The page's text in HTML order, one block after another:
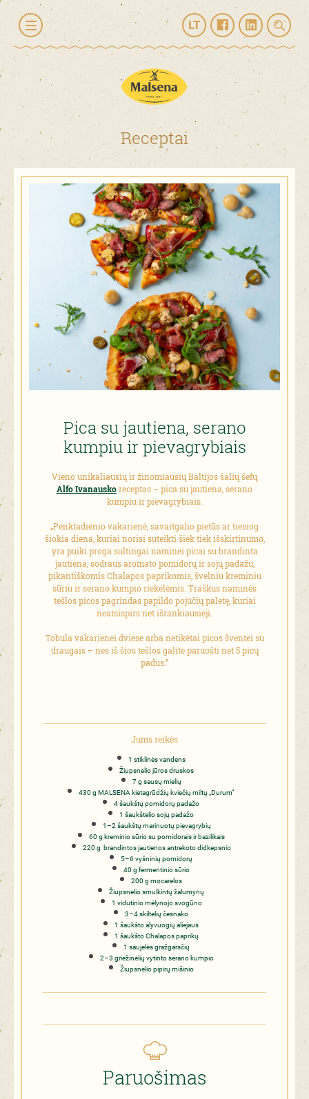
LT
Receptai
Pica su jautiena, serano
kumpiu ir pievagrybiais
Vieno unikaliausių ir žinomiausių Baltijos šalių šefų
Alfo Ivanauskoreceptas – pica su jautiena, serano
kumpiu ir pievagrybiais.
„Penktadienio vakarienė, savaitgalio pietūs ar tiesiog
šiokia diena, kuriai norisi suteikti šiek tiek išskirtinumo,
yra puiki proga sultingai naminei picai su brandinta
jautiena, sodraus aromato pomidorų ir sojų padažu,
pikantiškomis Chalapos paprikomis, švelniu kreminiu
sūriu ir serano kumpio riekelėmis. Traškus naminės
tešlos picos pagrindas papildo pojūčių paletę, kuriai
neatsispirs net išrankiausieji.
Tobula vakarienei dviese arba netikėtai picos šventei su
draugais – nes iš šios tešlos galite paruošti net 5 picų
padus.”
Jums reikės
1 stiklinės vandens
Žiupsnelio jūros druskos
7 g sausų mielių
430 g MALSENA kietagrūdžių kviečių miltų „Durum“
4 šaukštų pomidorų padažo
1 šaukštelio sojų padažo
1–2 šaukštų marinuotų pievagrybių
60 g kreminio sūrio su pomidorais ir bazilikais
220 g brandintos jautienos antrekoto didkepsnio
5–6 vyšninių pomidorų
40 g fermentinio sūrio
200 g mocarelos
Žiupsnelio smulkintų žalumynų
1 vidutinio mėlynojo svogūno
3–4 skiltelių česnako
1 šaukšto alyvuogių aliejaus
1 šaukšto Chalapos paprikų
1 saujelės gražgarsčių
2–3 griežinėlių vytinto serano kumpio
Žiupsnelio pipirų mišinio
Paruošimas